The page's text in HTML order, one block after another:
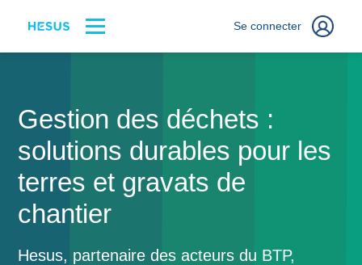
Se connecter
Gestion des déchets :
solutions durables pour les
terres et gravats de
chantier
Hesus, partenaire des acteurs du BTP,